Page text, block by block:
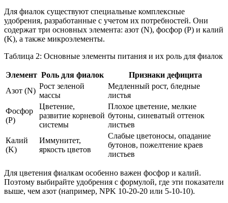
Для фиалок существуют специальные комплексные
удобрения, разработанные с учетом их потребностей. Они
содержат три основных элемента: азот (N), фосфор (P) и калий
(K), а также микроэлементы.
Таблица 2: Основные элементы питания и их роль для фиалок
Элемент Роль для фиалок
Признаки дефицита
Азот (N)
Рост зеленой
массы
Медленный рост, бледные
листья
Фосфор
(P)
Цветение,
развитие корневой
системы
Плохое цветение, мелкие
бутоны, синеватый оттенок
листьев
Калий
(K)
Иммунитет,
яркость цветов
Слабые цветоносы, опадание
бутонов, пожелтение краев
листьев
Для цветения фиалкам особенно важен фосфор и калий.
Поэтому выбирайте удобрения с формулой, где эти показатели
выше, чем азот (например, NPK 10-20-20 или 5-10-10).